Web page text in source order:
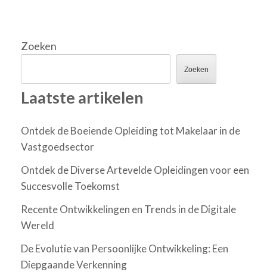
Zoeken
Zoeken
Laatste artikelen
Ontdek de Boeiende Opleiding tot Makelaar in de
Vastgoedsector
Ontdek de Diverse Artevelde Opleidingen voor een
Succesvolle Toekomst
Recente Ontwikkelingen en Trends in de Digitale
Wereld
De Evolutie van Persoonlijke Ontwikkeling: Een
Diepgaande Verkenning